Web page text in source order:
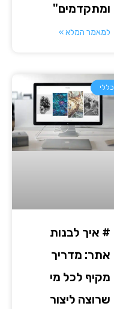
ומתקדמים"
למאמר המלא »
כללי
# איך לבנות
אתר: מדריך
מקיף לכל מי
שרוצה ליצור